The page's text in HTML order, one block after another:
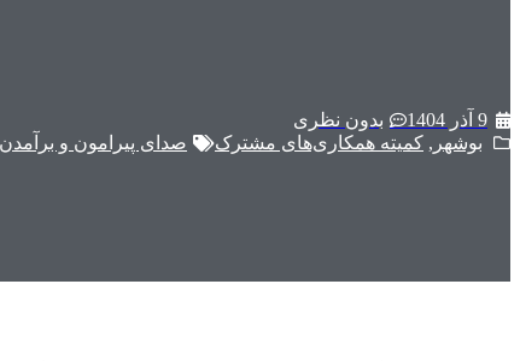
9 آذر 1404
بدون نظری
بوشهر , کمیته همکاری‌های مشترک صدای پیرامون و